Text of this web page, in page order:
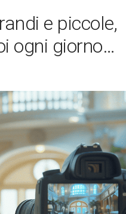
e piccole,
ogni giorno…